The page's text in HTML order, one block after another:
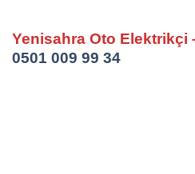
Yenisahra Oto Elektrikçi
0501 009 99 34